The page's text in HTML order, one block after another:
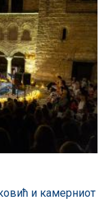
и камерниот